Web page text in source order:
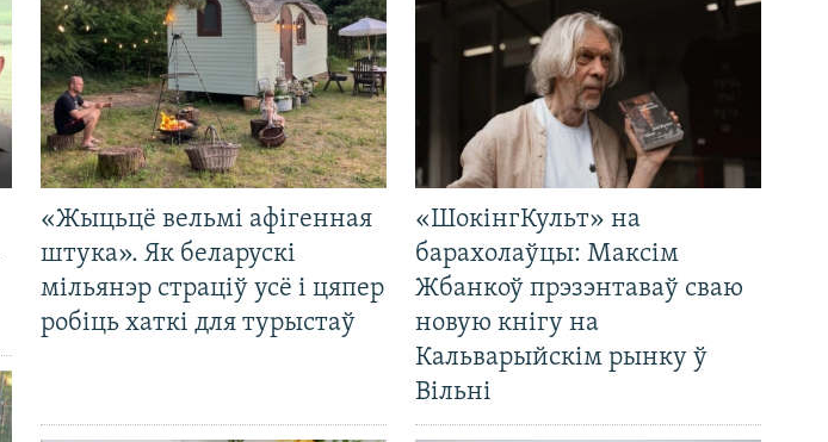
«Жыцьцё вельмі афігенная
штука». Як беларускі
мільянэр страціў усё і цяпер
робіць хаткі для турыстаў
«ШокінгКульт» на
барахолаўцы: Максім
Жбанкоў прэзэнтаваў сваю
новую кнігу на
Кальварыйскім рынку ў
Вільні